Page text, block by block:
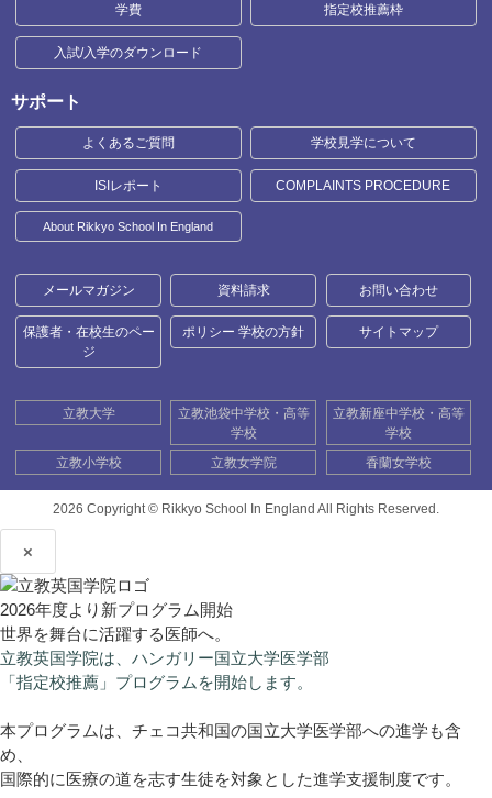
学費 指定校推薦枠
入試/入学のダウンロード
サポート
よくあるご質問 学校見学について
ISIレポート COMPLAINTS PROCEDURE
About Rikkyo School In England
メールマガジン 資料請求 お問い合わせ
保護者・在校生のペー
ジ
ポリシー 学校の方針 サイトマップ
立教大学
立教池袋中学校・高等
学校
立教新座中学校・高等
学校
立教小学校
立教女学院 香蘭女学校
2026 Copyright © Rikkyo School In England All Rights Reserved.
×
2026年度より新プログラム開始
世界を舞台に活躍する医師へ。
立教英国学院は、ハンガリー国立大学医学部
「指定校推薦」プログラムを開始します。
本プログラムは、チェコ共和国の国立大学医学部への進学も含
め、
国際的に医療の道を志す生徒を対象とした進学支援制度です。